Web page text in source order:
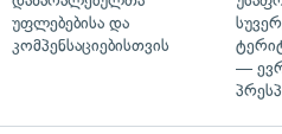
უფლებებისა და
კომპენსაციებისთვის
—